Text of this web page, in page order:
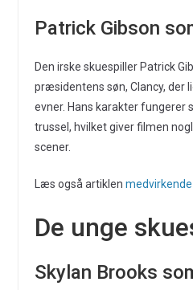
Patrick Gibson
Den irske skuespiller Patrick
præsidentens søn, Clancy, der
evner. Hans karakter fungerer
trussel, hvilket giver filmen
scener.
Læs også artiklen medvirkende
De unge
Skylan Brooks